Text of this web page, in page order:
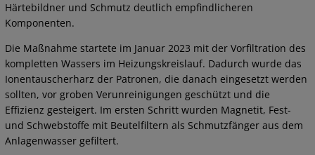
Härtebildner und Schmutz deutlich empfindlicheren
Komponenten.
Die Maßnahme startete im Januar 2023 mit der Vorfiltration des
kompletten Wassers im Heizungskreislauf. Dadurch wurde das
Ionentauscherharz der Patronen, die danach eingesetzt werden
sollten, vor groben Verunreinigungen geschützt und die
Effizienz gesteigert. Im ersten Schritt wurden Magnetit, Fest-
und Schwebstoffe mit Beutelfiltern als Schmutzfänger aus dem
Anlagenwasser gefiltert.